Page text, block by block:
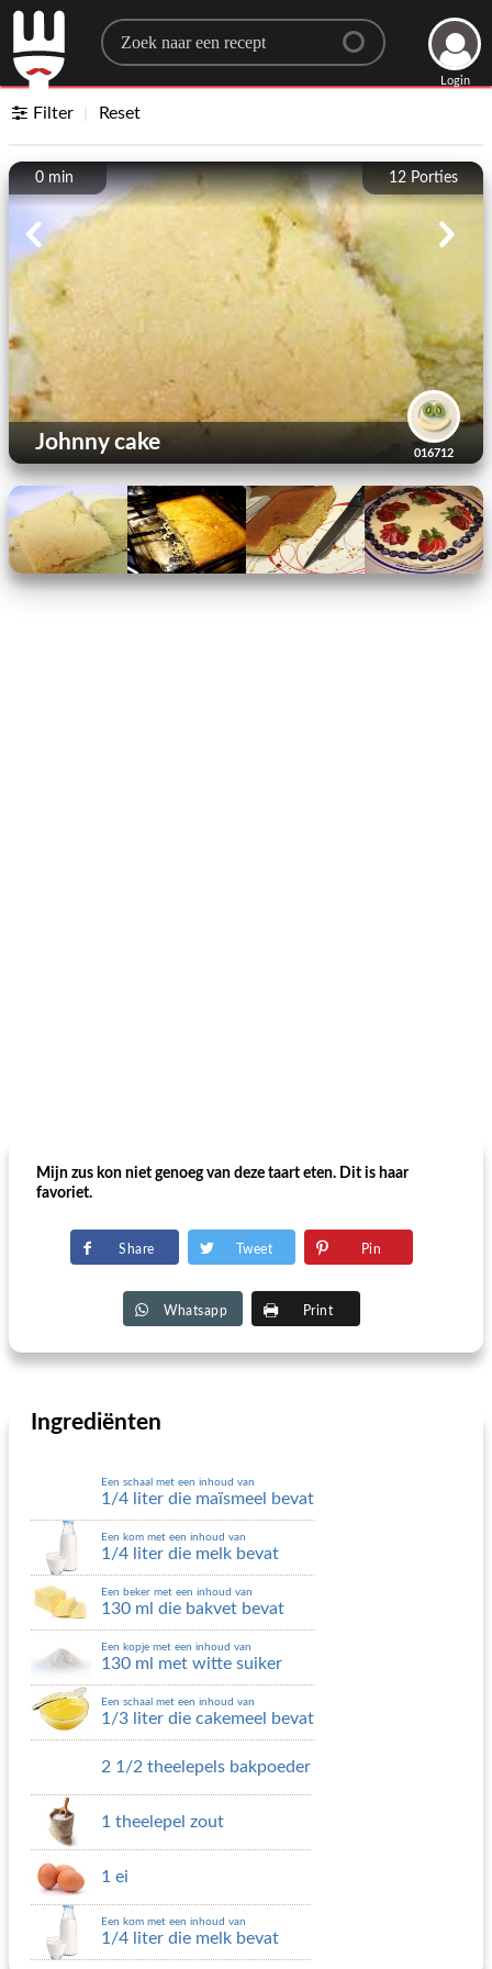
Search for a recipe
Login
Filter Reset
12 Porties
0 min
016712
Johnny cake
Mijn zus kon niet genoeg van deze taart eten. Dit is haar
favoriet.
Share Tweet Pin
Whatsapp Print
Ingrediënten
Een schaal met een inhoud van
1/4 liter die maïsmeel bevat
Een kom met een inhoud van
1/4 liter die melk bevat
Een beker met een inhoud van
130 ml die bakvet bevat
Een kopje met een inhoud van
130 ml met witte suiker
Een schaal met een inhoud van
1/3 liter die cakemeel bevat
2 1/2 theelepels bakpoeder
1 theelepel zout
1 ei
Een kom met een inhoud van
1/4 liter die melk bevat